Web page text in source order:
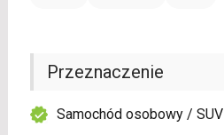
Przeznaczenie
Samochód osobowy / SUV